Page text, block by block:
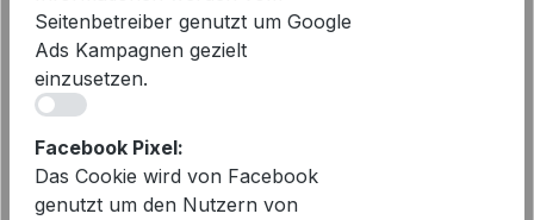
Seitenbetreiber genutzt um Google
Ads Kampagnen gezielt
einzusetzen.
Facebook Pixel:
Das Cookie wird von Facebook
genutzt um den Nutzern von